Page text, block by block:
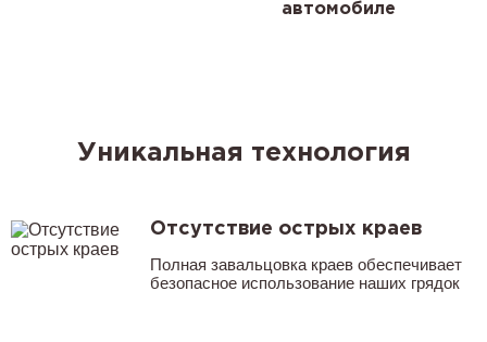
автомобиле
Уникальная технология
Отсутствие острых краев
Полная завальцовка краев обеспечивает
безопасное использование наших грядок